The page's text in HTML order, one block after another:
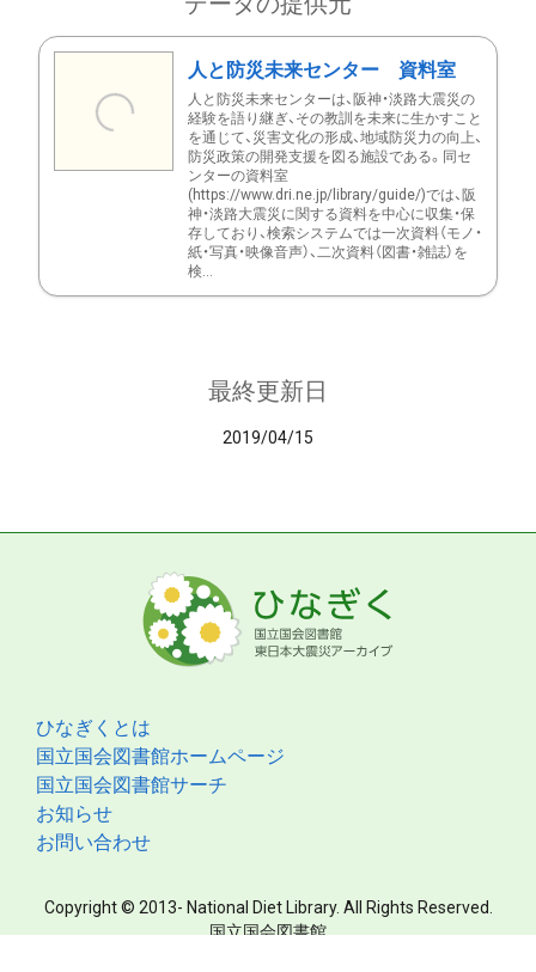
人と防災未来センター 資料室
人と防災未来センターは、阪神・淡路大震災の
経験を語り継ぎ、その教訓を未来に生かすこと
を通じて、災害文化の形成、地域防災力の向上、
防災政策の開発支援を図る施設である。同セ
ンターの資料室
(https://www.dri.ne.jp/library/guide/)では、阪
神・淡路大震災に関する資料を中心に収集・保
存しており、検索システムでは一次資料（モノ・
紙・写真・映像音声）、二次資料（図書・雑誌）を
検...
最終更新日
2019/04/15
ひなぎくとは
国立国会図書館ホームページ
国立国会図書館サーチ
お知らせ
お問い合わせ
Copyright © 2013- National Diet Library. All Rights Reserved.